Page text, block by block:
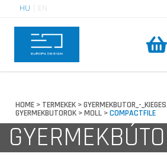
HU EN
HOME > TERMEKEK >GYERMEKBUTOR_-
GYERMEKBUTOROK >MOLL >COMPACTFILE